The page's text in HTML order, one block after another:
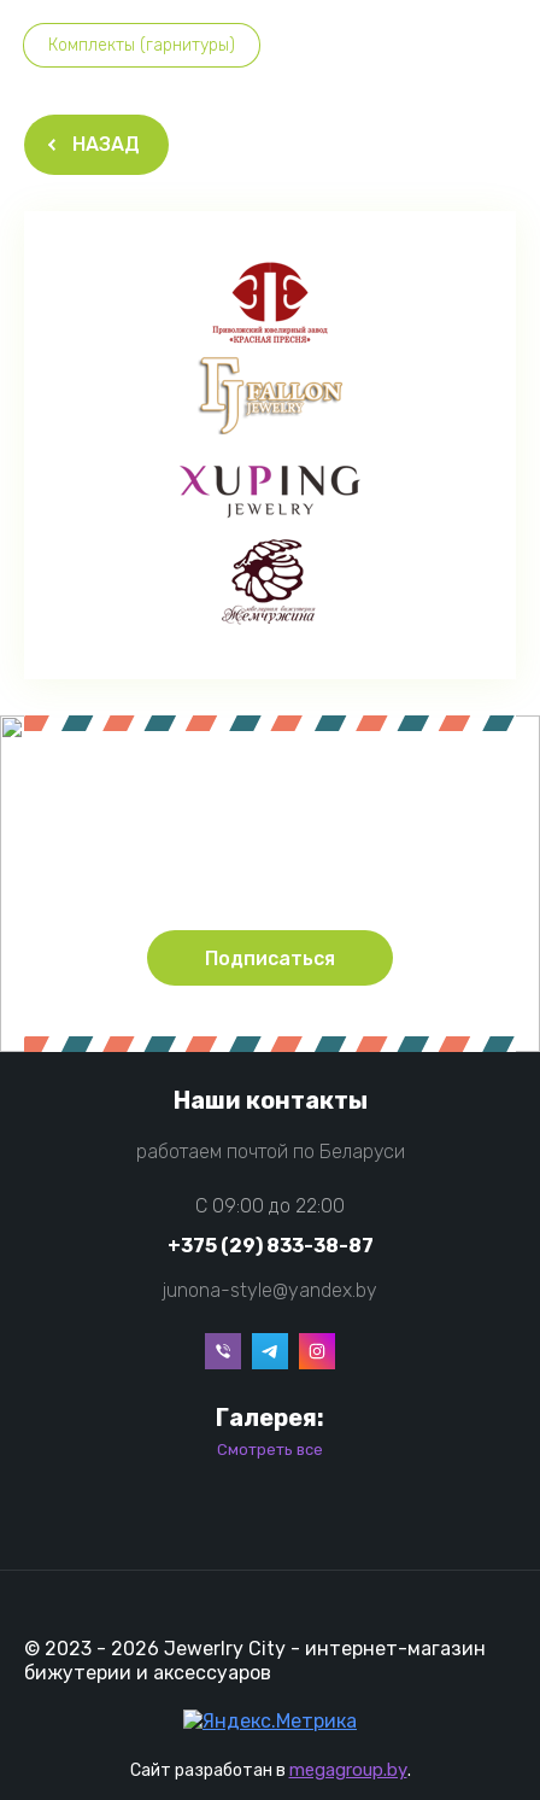
Комплекты (гарнитуры)
НАЗАД
Подписаться
Наши контакты
работаем почтой по Беларуси
C 09:00 до 22:00
+375 (29) 833-38-87
junona-style@yandex.by
Галерея:
Смотреть все
© 2023 - 2026 Jewerlry City - интернет-магазин
бижутерии и аксессуаров
Сайт разработан в megagroup.by.